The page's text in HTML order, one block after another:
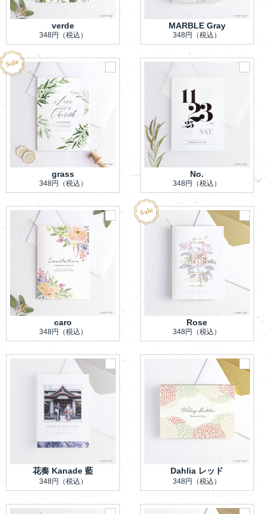
verde
348円 （税込）
MARBLE Gray
348円 （税込）
grass
348円 （税込）
No.
348円 （税込）
caro
348円 （税込）
Rose
348円 （税込）
花奏 Kanade 藍
348円 （税込）
Dahlia レッド
348円 （税込）